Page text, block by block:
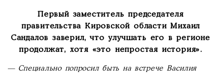
Первый заместитель председателя
правительства Кировской области Михаил
Сандалов заверил, что улучшать его в регионе
продолжат, хотя «это непростая история».
— Специально попросил быть на встрече Василия